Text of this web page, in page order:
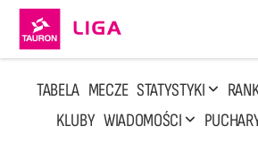
TABELA MECZE STATYSTYKI
KLUBY WIADOMOŚCI